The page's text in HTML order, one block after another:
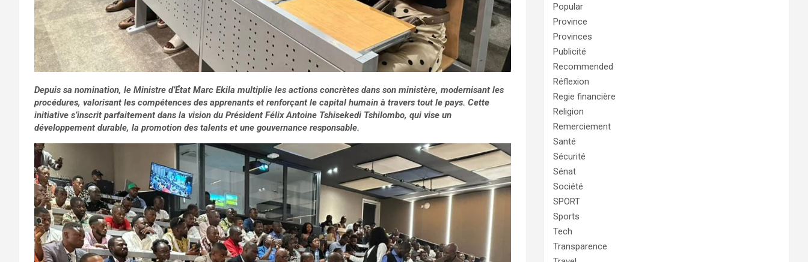
Depuis sa nomination, le Ministre d’État Marc Ekila multiplie les actions concrètes dans son ministère, modernisant les
procédures, valorisant les compétences des apprenants et renforçant le capital humain à travers tout le pays. Cette
initiative s’inscrit parfaitement dans la vision du Président Félix Antoine Tshisekedi Tshilombo, qui vise un
développement durable, la promotion des talents et une gouvernance responsable.
Popular
Province
Provinces
Publicité
Recommended
Réflexion
Regie financière
Religion
Remerciement
Santé
Sécurité
Sénat
Société
SPORT
Sports
Tech
Transparence